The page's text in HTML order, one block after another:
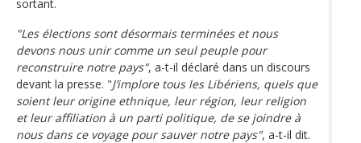
sortant.
"Les élections sont désormais terminées et nous
devons nous unir comme un seul peuple pour
reconstruire notre pays", a-t-il déclaré dans un discours
devant la presse. "J’implore tous les Libériens, quels que
soient leur origine ethnique, leur région, leur religion
et leur affiliation à un parti politique, de se joindre à
nous dans ce voyage pour sauver notre pays", a-t-il dit.